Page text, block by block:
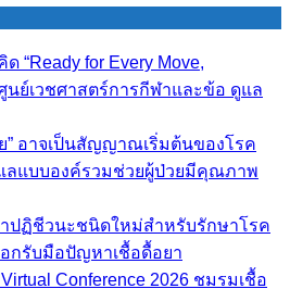
“Ready for Every Move,
นย์เวชศาสตร์การกีฬาและข้อ ดูแล
ย” อาจเป็นสัญญาณเริ่มต้นของโรค
ลแบบองค์รวมช่วยผู้ป่วยมีคุณภาพ
ปฏิชีวนะชนิดใหม่สำหรับรักษาโรค
กรับมือปัญหาเชื้อดื้อยา
Conference 2026 ชมรมเชื้อ